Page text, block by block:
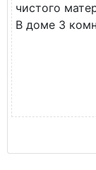
чистого
В доме 3